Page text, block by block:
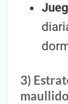
3)